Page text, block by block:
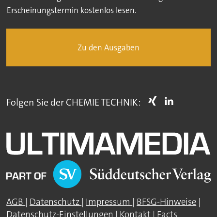
Erscheinungstermin kostenlos lesen.
Zu den Ausgaben
Folgen Sie der CHEMIE TECHNIK:
AGB | Datenschutz | Impressum | BFSG-Hinweise |
Datenschutz-Einstellungen | Kontakt | Facts